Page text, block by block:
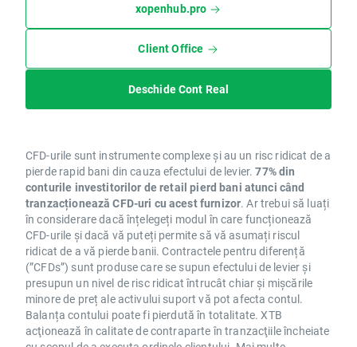
xopenhub.pro
Client Office
Deschide Cont Real
CFD-urile sunt instrumente complexe și au un risc ridicat de a
pierde rapid bani din cauza efectului de levier.77% din
conturile investitorilor de retail pierd bani atunci când
tranzacționează CFD-uri cu acest furnizor. Ar trebui să luați
în considerare dacă înțelegeți modul în care funcționează
CFD-urile și dacă vă puteți permite să vă asumați riscul
ridicat de a vă pierde banii. Contractele pentru diferență
(”CFDs”) sunt produse care se supun efectului de levier și
presupun un nivel de risc ridicat întrucât chiar și mișcările
minore de preț ale activului suport vă pot afecta contul.
Balanța contului poate fi pierdută în totalitate. XTB
acţionează în calitate de contraparte în tranzacţiile încheiate